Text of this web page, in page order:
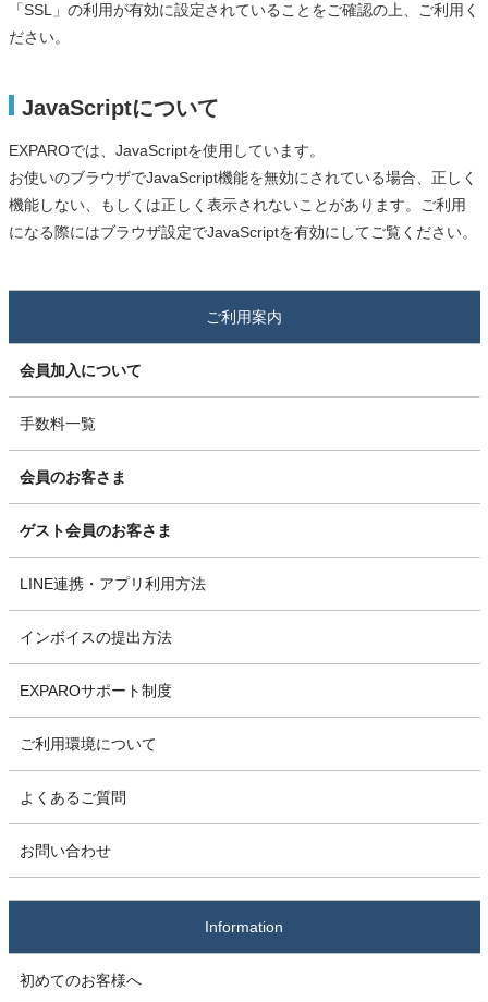
「SSL」の利用が有効に設定されていることをご確認の上、ご利用く
ださい。
JavaScriptについて
EXPAROでは、JavaScriptを使用しています。
お使いのブラウザでJavaScript機能を無効にされている場合、正しく
機能しない、もしくは正しく表示されないことがあります。ご利用
になる際にはブラウザ設定でJavaScriptを有効にしてご覧ください。
ご利用案内
会員加入について
手数料一覧
会員のお客さま
ゲスト会員のお客さま
LINE連携・アプリ利用方法
インボイスの提出方法
EXPAROサポート制度
ご利用環境について
よくあるご質問
お問い合わせ
Information
初めてのお客様へ